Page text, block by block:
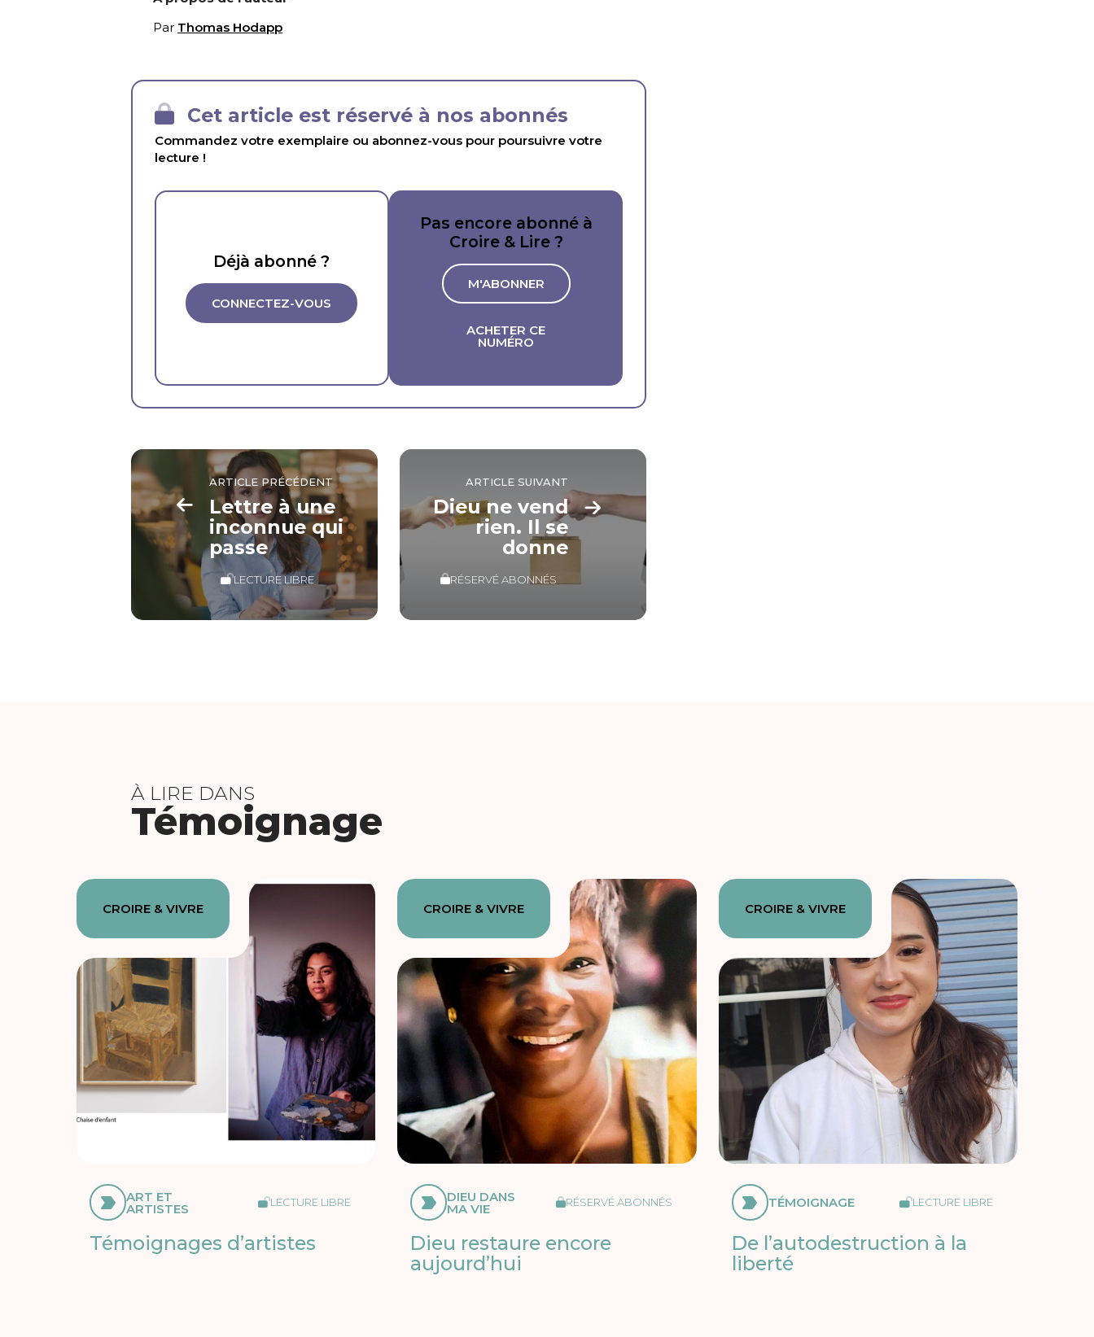
Par Thomas Hodapp
Cet article est réservé à nos abonnés
Commandez votre exemplaire ou abonnez-vous pour poursuivre votre
lecture !
Déjà abonné ?
CONNECTEZ-VOUS
Pas encore abonné à
Croire & Lire ?
M'ABONNER
ACHETER CE
NUMÉRO
ARTICLE PRÉCÉDENT
Lettre à une
inconnue qui
passe
LECTURE LIBRE
ARTICLE SUIVANT
Dieu ne vend
rien. Il se
donne
RÉSERVÉ ABONNÉS
À LIRE DANS
Témoignage
CROIRE & VIVRE
ART ET
ARTISTES LECTURE LIBRE
Témoignages d’artistes
CROIRE & VIVRE
DIEU DANS
MA VIE RÉSERVÉ ABONNÉS
Dieu restaure encore
aujourd’hui
CROIRE & VIVRE
TÉMOIGNAGE LECTURE LIBRE
De l’autodestruction à la
liberté